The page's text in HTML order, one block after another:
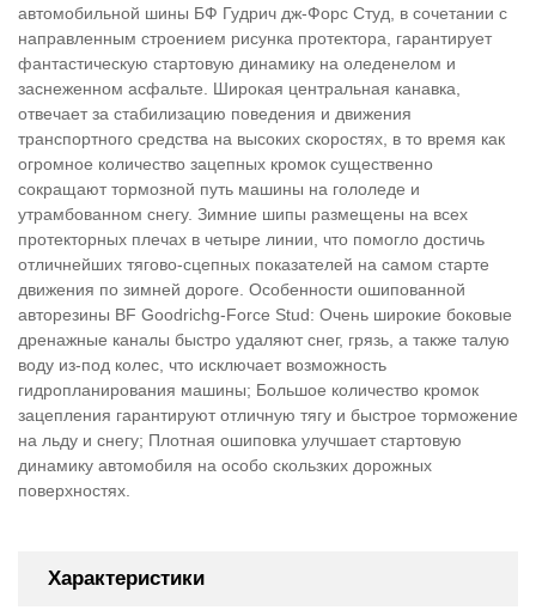
автомобильной шины БФ Гудрич дж-Форс Студ, в сочетании с
направленным строением рисунка протектора, гарантирует
фантастическую стартовую динамику на оледенелом и
заснеженном асфальте. Широкая центральная канавка,
отвечает за стабилизацию поведения и движения
транспортного средства на высоких скоростях, в то время как
огромное количество зацепных кромок существенно
сокращают тормозной путь машины на гололеде и
утрамбованном снегу. Зимние шипы размещены на всех
протекторных плечах в четыре линии, что помогло достичь
отличнейших тягово-сцепных показателей на самом старте
движения по зимней дороге. Особенности ошипованной
авторезины BF Goodrichg-Force Stud: Очень широкие боковые
дренажные каналы быстро удаляют снег, грязь, а также талую
воду из-под колес, что исключает возможность
гидропланирования машины; Большое количество кромок
зацепления гарантируют отличную тягу и быстрое торможение
на льду и снегу; Плотная ошиповка улучшает стартовую
динамику автомобиля на особо скользких дорожных
поверхностях.
Характеристики